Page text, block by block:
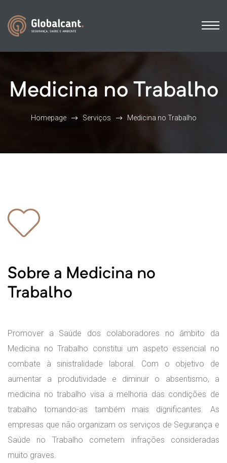
Medicina no Trabalho
Homepage Serviços Medicina no Trabalho
Sobre a Medicina no
Trabalho
Promover a Saúde dos colaboradores no âmbito da
Medicina no Trabalho constitui um aspeto essencial no
combate à sinistralidade laboral. Com o objetivo de
aumentar a produtividade e diminuir o absentismo, a
medicina no trabalho visa a melhoria das condições de
trabalho tornando-as também mais dignificantes. As
empresas que não organizam os serviços de Segurança e
Saúde no Trabalho cometem infrações consideradas
muito graves.
em